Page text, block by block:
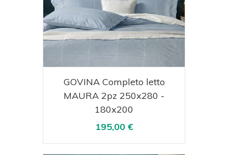
Acquista Visualizza
GOVINA Completo letto
MAURA 2pz 250x280 -
180x200
195,00 €